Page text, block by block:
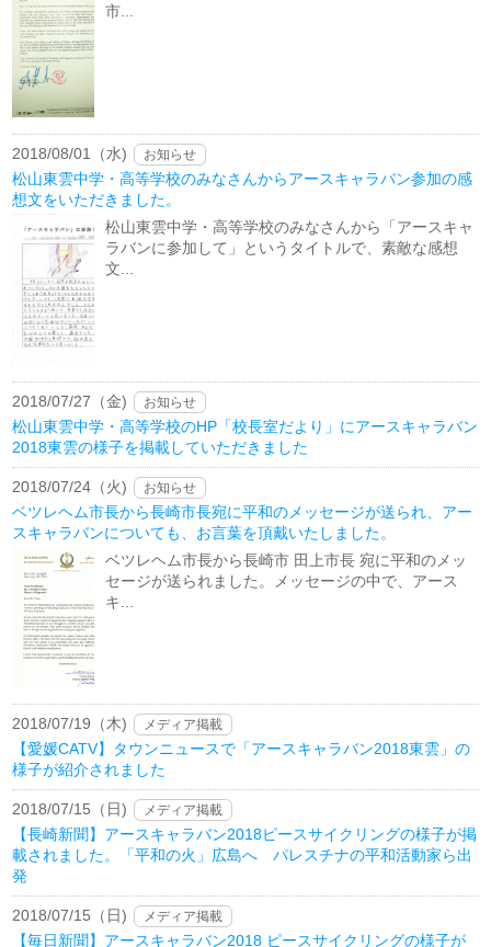
市...
2018/08/01（水) お知らせ
松山東雲中学・高等学校のみなさんからアースキャラバン参加の感
想文をいただきました。
松山東雲中学・高等学校のみなさんから「アースキャ
ラバンに参加して」というタイトルで、素敵な感想
文...
2018/07/27（金) お知らせ
松山東雲中学・高等学校のHP「校長室だより」にアースキャラバン
2018東雲の様子を掲載していただきました
2018/07/24（火) お知らせ
ベツレヘム市長から長崎市長宛に平和のメッセージが送られ、アー
スキャラバンについても、お言葉を頂戴いたしました。
ベツレヘム市長から長崎市 田上市長 宛に平和のメッ
セージが送られました。メッセージの中で、アース
キ...
2018/07/19（木) メディア掲載
【愛媛CATV】タウンニュースで「アースキャラバン2018東雲」の
様子が紹介されました
2018/07/15（日) メディア掲載
【長崎新聞】アースキャラバン2018ピースサイクリングの様子が掲
載されました。「平和の火」広島へ パレスチナの平和活動家ら出
発
2018/07/15（日) メディア掲載
【毎日新聞】アースキャラバン2018 ピースサイクリングの様子が